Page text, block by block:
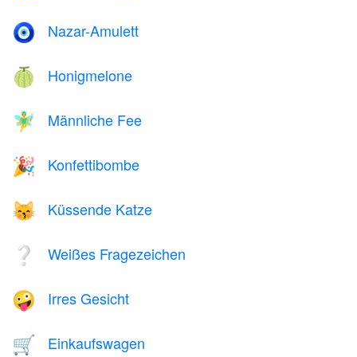
🧿 Nazar-Amulett
🍈 Honigmelone
🧚‍♂️ Männliche Fee
🎉 Konfettibombe
😽 Küssende Katze
❔ Weißes Fragezeichen
🤪 Irres Gesicht
🛒 Einkaufswagen